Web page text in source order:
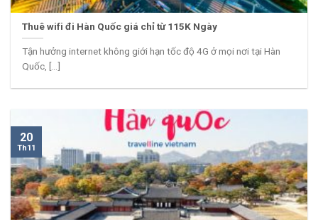
Thuê wifi đi Hàn Quốc giá chỉ từ 115K Ngày
Tận hưởng internet không giới hạn tốc độ 4G ở mọi nơi tại Hàn
Quốc, [...]
20
Th11